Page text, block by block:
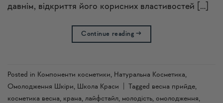
давнім, відкриття його корисних властивостей […]
Continue reading→
Posted in Компоненти косметики, Натуральна Косметика,
Омолодження Шкіри, Школа Краси Tagged весна прийде,
косметика весна, крана, лайфстайл, молодість, омолодження,